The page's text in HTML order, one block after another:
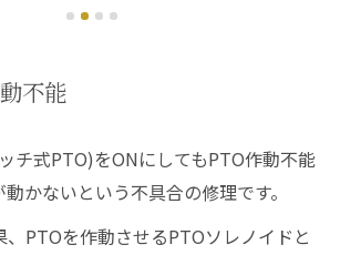
不能
チ式PTO)をONにしてもPTO作動不能
かないという不具合の修理です。
PTOを作動させるPTOソレノイドと